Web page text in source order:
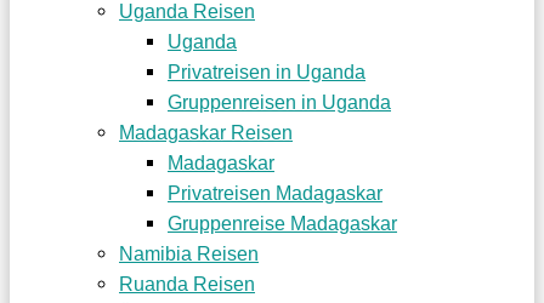
Uganda Reisen
Uganda
Privatreisen in Uganda
Gruppenreisen in Uganda
Madagaskar Reisen
Madagaskar
Privatreisen Madagaskar
Gruppenreise Madagaskar
Namibia Reisen
Ruanda Reisen